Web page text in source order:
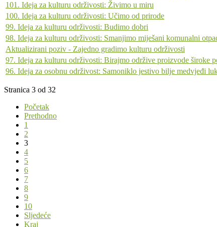
101. Ideja za kulturu održivosti: Živimo u miru
100. Ideja za kulturu održivosti: Učimo od prirode
99. Ideja za kulturu održivosti: Budimo dobri
98. Ideja za kulturu održivosti: Smanjimo miješani komunalni
Aktualizirani poziv - Zajedno gradimo kulturu održivosti
97. Ideja za kulturu održivosti: Birajmo održive proizvode široke
96. Ideja za osobnu održivost: Samoniklo jestivo bilje medvjeđi
Stranica 3 od 32
Početak
Prethodno
1
2
3
4
5
6
7
8
9
10
Sljedeće
Kraj